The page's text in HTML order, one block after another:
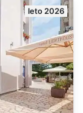
leto 2026